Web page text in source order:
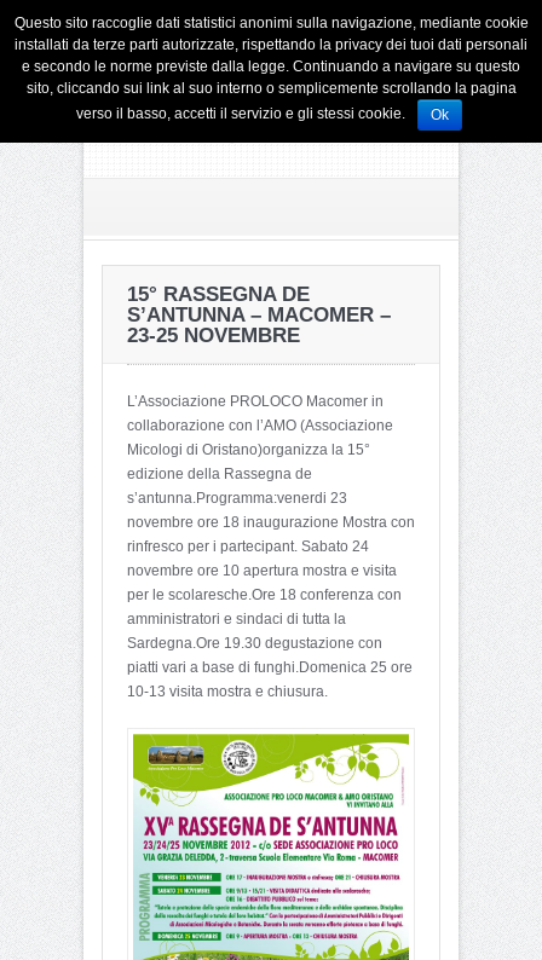
15° RASSEGNA DE
S’ANTUNNA – MACOMER –
23-25 NOVEMBRE
L’Associazione PROLOCO Macomer in
collaborazione con l’AMO (Associazione
Micologi di Oristano)organizza la 15°
edizione della Rassegna de
s’antunna.Programma:venerdi 23
novembre ore 18 inaugurazione Mostra con
rinfresco per i partecipant. Sabato 24
novembre ore 10 apertura mostra e visita
per le scolaresche.Ore 18 conferenza con
amministratori e sindaci di tutta la
Sardegna.Ore 19.30 degustazione con
piatti vari a base di funghi.Domenica 25 ore
10-13 visita mostra e chiusura.
Questo sito raccoglie dati statistici anonimi sulla navigazione, mediante cookie
installati da terze parti autorizzate, rispettando la privacy dei tuoi dati personali
e secondo le norme previste dalla legge. Continuando a navigare su questo
sito, cliccando sui link al suo interno o semplicemente scrollando la pagina
verso il basso, accetti il servizio e gli stessi cookie.
Ok